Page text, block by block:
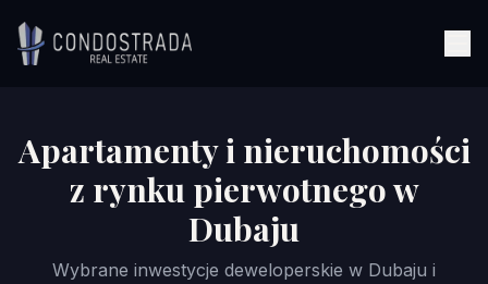
Apartamenty i nieruchomości
z rynku pierwotnego w
Dubaju
Wybrane inwestycje deweloperskie w Dubaju i